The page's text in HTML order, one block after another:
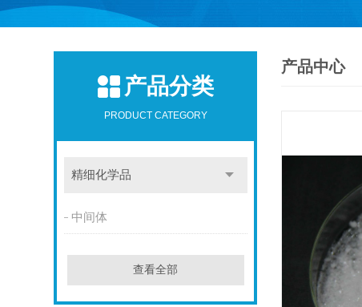
产品分类
PRODUCT CATEGORY
精细化学品
中间体
查看全部
产品中心